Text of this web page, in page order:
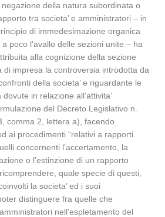
della natura subordinata o
tra societa’ e amministratori – in
di immedesimazione organica
poco l’avallo delle sezioni unite – ha
alla cognizione della sezione
di impresa la controversia introdotta da
della societa’ e riguardante le
in relazione all’attivita’
del Decreto Legislativo n.
comma 2, lettera a), facendo
ai procedimenti “relativi a rapporti
concernenti l’accertamento, la
o l’estinzione di un rapporto
quale specie di questi,
la societa’ ed i suoi
distinguere fra quelle che
nell’espletamento del